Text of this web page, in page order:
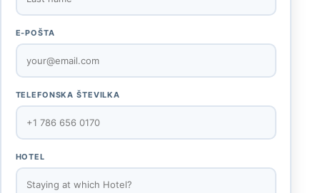
E-POŠTA
TELEFONSKA ŠTEVILKA
HOTEL